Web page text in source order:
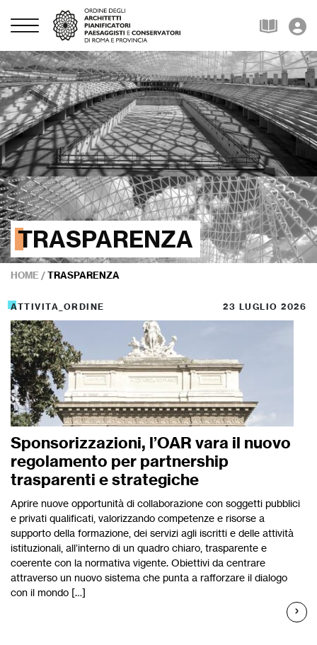
TRASPARENZA
HOME /TRASPARENZA
ATTIVITA_ORDINE 23 LUGLIO 2026
Sponsorizzazioni, l’OAR vara il nuovo
regolamento per partnership
trasparenti e strategiche
Aprire nuove opportunità di collaborazione con soggetti pubblici
e privati qualificati, valorizzando competenze e risorse a
supporto della formazione, dei servizi agli iscritti e delle attività
istituzionali, all’interno di un quadro chiaro, trasparente e
coerente con la normativa vigente. Obiettivi da centrare
attraverso un nuovo sistema che punta a rafforzare il dialogo
con il mondo […]